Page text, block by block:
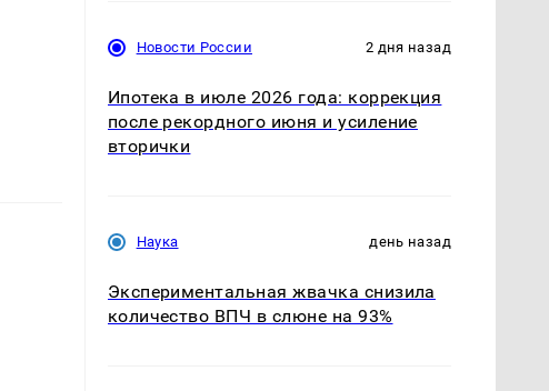
Новости России 2 дня назад
Ипотека в июле 2026 года: коррекция
после рекордного июня и усиление
вторички
Наука день назад
Экспериментальная жвачка снизила
количество ВПЧ в слюне на 93%